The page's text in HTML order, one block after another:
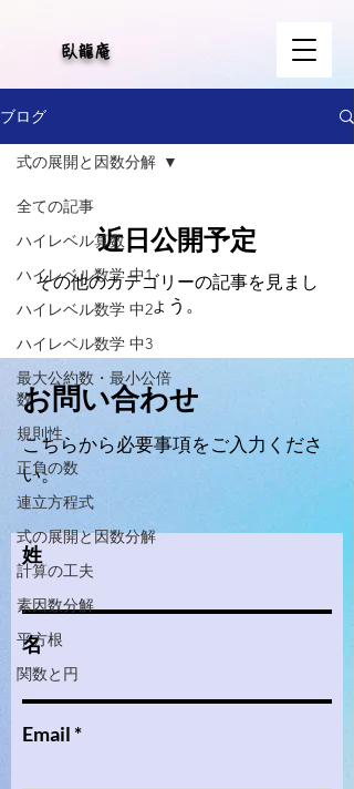
​臥龍庵
ブログ
全ての記事
ハイレベル算数
ハイレベル数学 中1
ハイレベル数学 中2
ハイレベル数学 中3
最大公約数・最小公倍
数
規則性
正負の数
連立方程式
式の展開と因数分解
計算の工夫
素因数分解
平方根
関数と円
式の展開と因数分解
近日公開予定
その他のカテゴリーの記事を見まし
ょう。
​お問い合わせ
​こちらから必要事項をご入力くださ
い。
姓
名
Email